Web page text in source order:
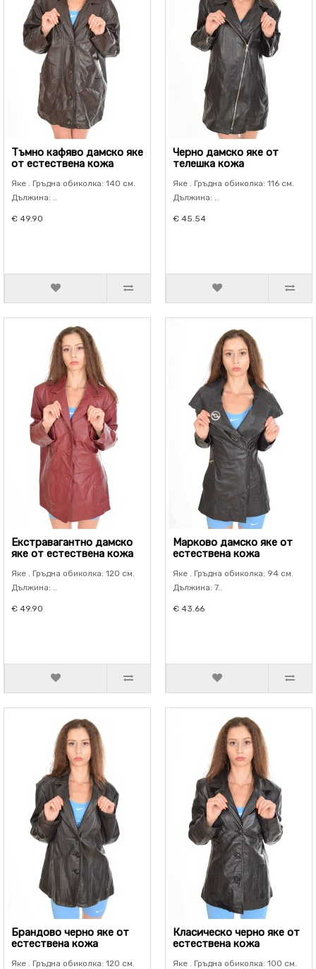
Тъмно кафяво дамско яке
от естествена кожа
Яке . Гръдна обиколка: 140 см.
Дължина: ..
€ 49.90
Черно дамско яке от
телешка кожа
Яке . Гръдна обиколка: 116 см.
Дължина: ..
€ 45.54
Екстравагантно дамско
яке от естествена кожа
Яке . Гръдна обиколка: 120 см.
Дължина: ..
€ 49.90
Марково дамско яке от
естествена кожа
Яке . Гръдна обиколка: 94 см.
Дължина: 7..
€ 43.66
Брандово черно яке от
естествена кожа
Яке . Гръдна обиколка: 120 см.
Класическо черно яке от
естествена кожа
Яке . Гръдна обиколка: 100 см.